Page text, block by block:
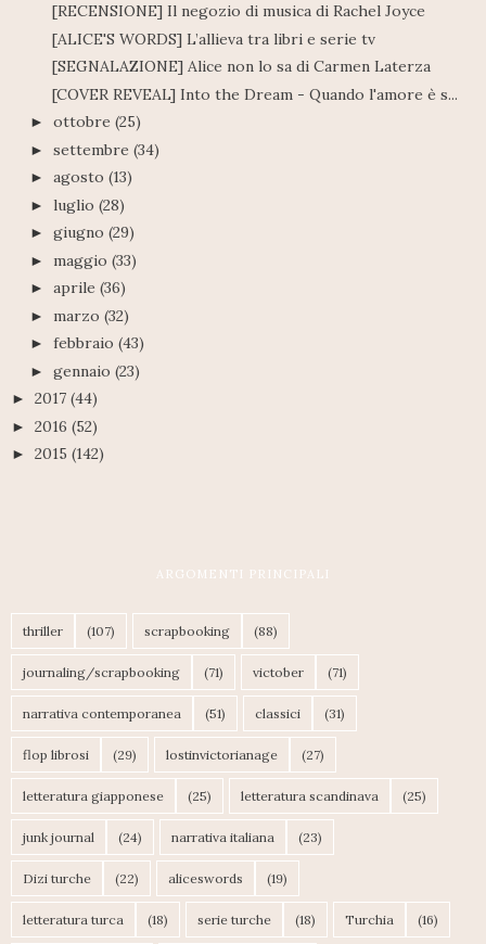
[RECENSIONE] Il negozio di musica di Rachel Joyce
[ALICE'S WORDS] L’allieva tra libri e serie tv
[SEGNALAZIONE] Alice non lo sa di Carmen Laterza
[COVER REVEAL] Into the Dream - Quando l'amore è s...
► ottobre (25)
► settembre (34)
► agosto (13)
► luglio (28)
► giugno (29)
► maggio (33)
► aprile (36)
► marzo (32)
► febbraio (43)
► gennaio (23)
► 2017 (44)
► 2016 (52)
► 2015 (142)
ARGOMENTI PRINCIPALI
thriller (107) scrapbooking (88)
journaling/scrapbooking (71) victober (71)
narrativa contemporanea (51) classici (31)
flop librosi (29) lostinvictorianage (27)
letteratura giapponese (25) letteratura scandinava (25)
junk journal (24) narrativa italiana (23)
Dizi turche (22) aliceswords (19)
letteratura turca (18) serie turche (18) Turchia (16)